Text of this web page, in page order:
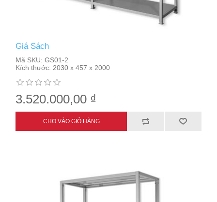
Giá Sách
Mã SKU: GS01-2
Kích thước: 2030 x 457 x 2000
3.520.000,00 ₫